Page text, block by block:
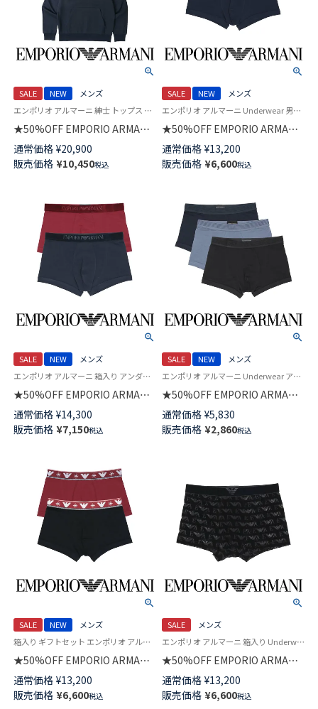
SALE NEW
メンズ
エンポリオ アルマーニ 紳士 トップス 公式
★50%OFF EMPORIO ARMANI
BASIC TERRY HOODED ベーシ
ック テリー フーディー パーカ
ー 長袖 スウェット ラウンジウ
通常価格 ¥20,900
販売価格 ¥10,450税込
SALE NEW
メンズ
エンポリオ アルマーニ Underwear 男性 アンダーウェア 下着
★50%OFF EMPORIO ARMANI
【2枚セット】 ALL OVER SHINY
LOGOBAND オールオーバー シ
ャイニー ロゴバンド ボクサー
54050073
通常価格 ¥13,200
販売価格 ¥6,600税込
SALE NEW
メンズ
エンポリオ アルマーニ 箱入り アンダーウェア Underwear 男性 下着 パンツ ブランド
★50%OFF EMPORIO ARMANI
【2枚セット】VELVET
LOGOBAND ベルベット ロゴバ
ンド ボクサーパンツ 【S/M/L】 前
通常価格 ¥14,300
販売価格 ¥7,150税込
SALE NEW
メンズ
エンポリオ アルマーニ Underwear アンダーウェア 紳士 下着
★50%OFF EMPORIO ARMANI
TECH WOOL テック ウール ボ
クサーパンツ 【S/M/L】 前閉じ
EUサイズ メンズ 54059851
通常価格 ¥5,830
販売価格 ¥2,860税込
SALE NEW
メンズ
箱入り ギフトセット エンポリオ アルマーニ アンダーウェア 男性 下着 パンツ
★50%OFF EMPORIO ARMANI
【2枚セット】HOLIDAYS
JACQUARD ホリデーズ ジャカ
ード ボクサーパンツ 【S/M/L】 前
通常価格 ¥13,200
販売価格 ¥6,600税込
SALE
メンズ
エンポリオ アルマーニ 箱入り Underwear 男性 下着 パンツ アンダーウェア
★50%OFF EMPORIO ARMANI
JACQUARD VELVET ジャカード
ベルベット ボクサーパンツ
【S/M/L】 前閉じ EUサイズ メン
通常価格 ¥13,200
販売価格 ¥6,600税込